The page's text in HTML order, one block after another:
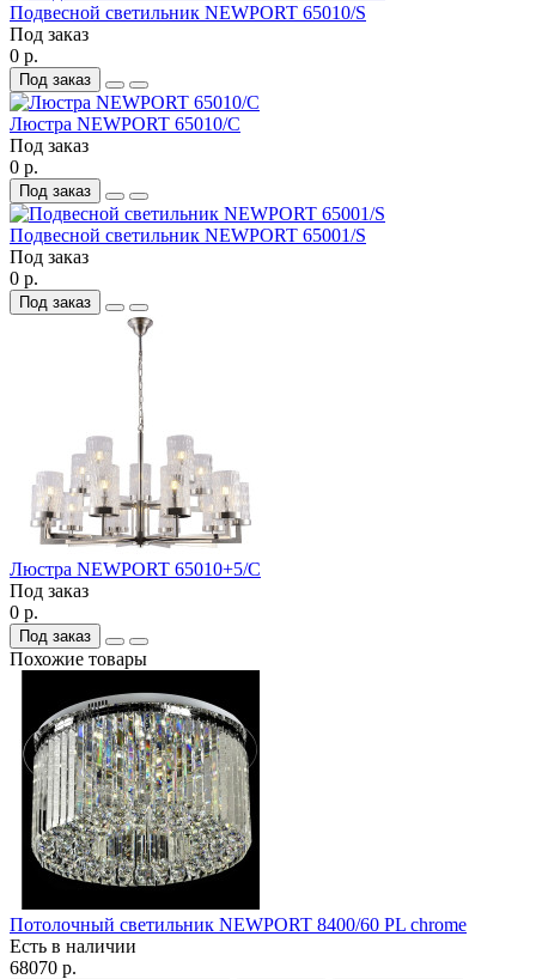
Подвесной светильник NEWPORT 65010/S
Под заказ
0 р.
Под заказ
Люстра NEWPORT 65010/C
Под заказ
0 р.
Под заказ
Подвесной светильник NEWPORT 65001/S
Под заказ
0 р.
Под заказ
Люстра NEWPORT 65010+5/C
Под заказ
0 р.
Под заказ
Похожие товары
Потолочный светильник NEWPORT 8400/60 PL chrome
Есть в наличии
68070 р.